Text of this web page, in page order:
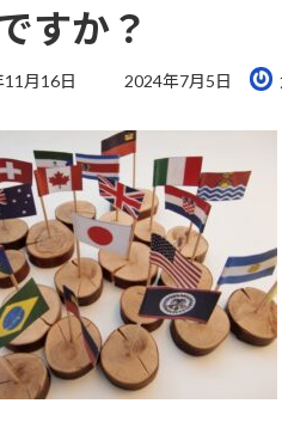
すか？
11月16日
最
新
日
時
:
2024年7月5日